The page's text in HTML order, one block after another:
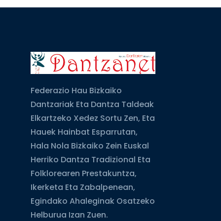
Federazio Hau Bizkaiko
Dantzariak Eta Dantza Taldeak
Elkartzeko Xedez Sortu Zen, Eta
Hauek Hainbat Esparrutan,
Hala Nola Bizkaiko Zein Euskal
Herriko Dantza Tradizional Eta
Folklorearen Prestakuntza,
Ikerketa Eta Zabalpenean,
Egindako Ahaleginak Osatzeko
Helburua Izan Zuen.